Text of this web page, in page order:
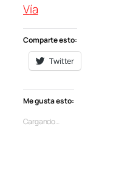
Vía
Comparte esto:
Twitter
Me gusta esto:
Cargando…